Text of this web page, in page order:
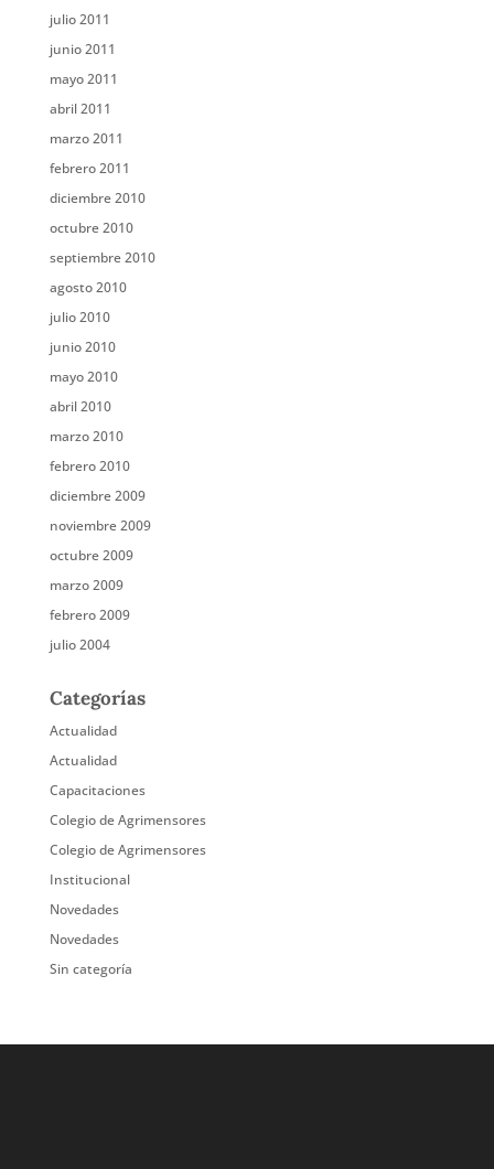
julio 2011
junio 2011
mayo 2011
abril 2011
marzo 2011
febrero 2011
diciembre 2010
octubre 2010
septiembre 2010
agosto 2010
julio 2010
junio 2010
mayo 2010
abril 2010
marzo 2010
febrero 2010
diciembre 2009
noviembre 2009
octubre 2009
marzo 2009
febrero 2009
julio 2004
Categorías
Actualidad
Actualidad
Capacitaciones
Colegio de Agrimensores
Colegio de Agrimensores
Institucional
Novedades
Novedades
Sin categoría